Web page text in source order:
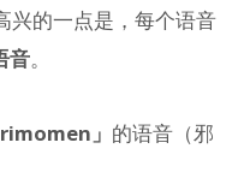
兴的一点是，每个语音
音。
」 的语音（邪